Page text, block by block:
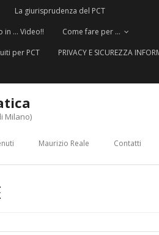
La giurisprudenza del PCT
in … Video!!
Come fare per …
per PCT
PRIVACY E SICUREZZA
Milano)
Maurizio Reale Contatti